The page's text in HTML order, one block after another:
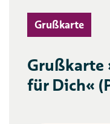
Grußkarte
Grußkarte
für Dich«